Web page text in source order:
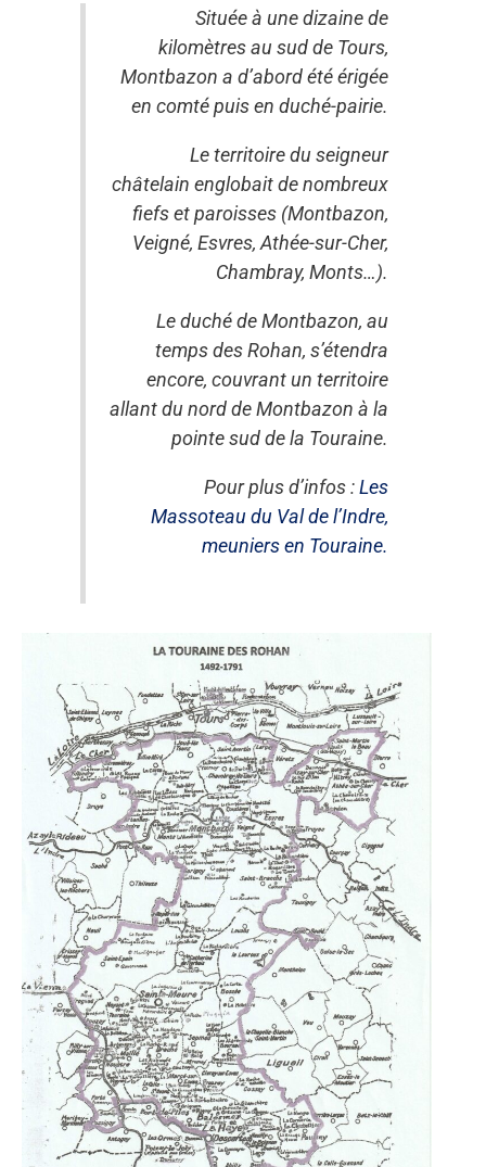
Située à une dizaine de
kilomètres au sud de Tours,
Montbazon a d’abord été érigée
en comté puis en duché-pairie.
Le territoire du seigneur
châtelain englobait de nombreux
fiefs et paroisses (Montbazon,
Veigné, Esvres, Athée-sur-Cher,
Chambray, Monts…).
Le duché de Montbazon, au
temps des Rohan, s’étendra
encore, couvrant un territoire
allant du nord de Montbazon à la
pointe sud de la Touraine.
Pour plus d’infos :Les
Massoteau du Val de l’Indre,
meuniers en Touraine.